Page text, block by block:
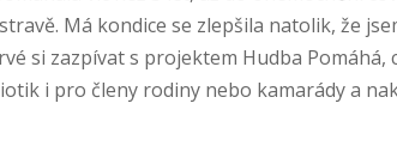
Má kondice se zlepšila natolik, že
si zazpívat s projektem Hudba
i pro členy rodiny nebo kamarády a